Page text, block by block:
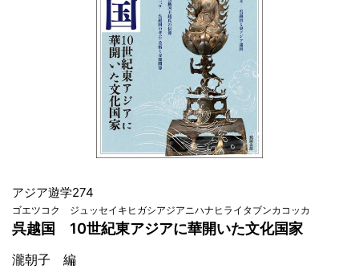
アジア遊学274
ゴエツコク ジュッセイキヒガシアジアニハナヒライタブンカコッカ
呉越国 10世紀東アジアに華開いた文化国家
瀧朝子 編